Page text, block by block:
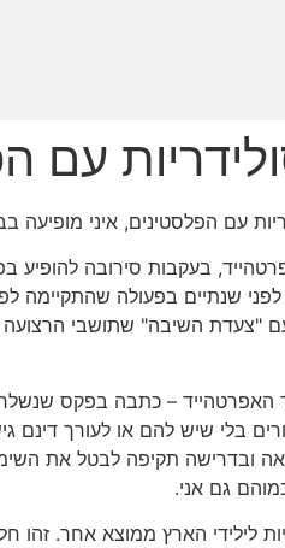
עם
עם הפלסטינים, איני מופיעה
בעקבות סירובה להופיע
שנתיים בפעולה שהתקיימה
עם "צעדת השיבה" שתושבי
האפרטהייד – כתבה בפקס
בלי שיש להם או לעורך
ובדרישה תקיפה לבטל את
גם אני.
לילידי הארץ ממוצא אחר.